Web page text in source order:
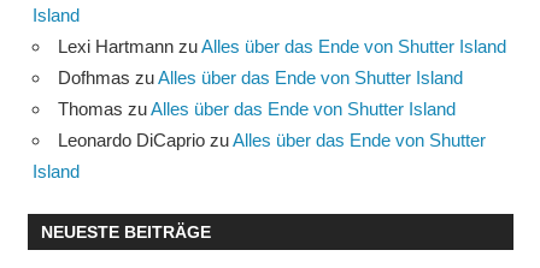
Island
Lexi Hartmann zuAlles über das Ende von Shutter Island
Dofhmas zuAlles über das Ende von Shutter Island
Thomas zuAlles über das Ende von Shutter Island
Leonardo DiCaprio zuAlles über das Ende von Shutter
Island
NEUESTE BEITRÄGE